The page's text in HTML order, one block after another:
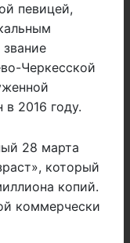
певицей,
Черкесской
в 2016 году.
28 марта
который
копий.
коммерчески